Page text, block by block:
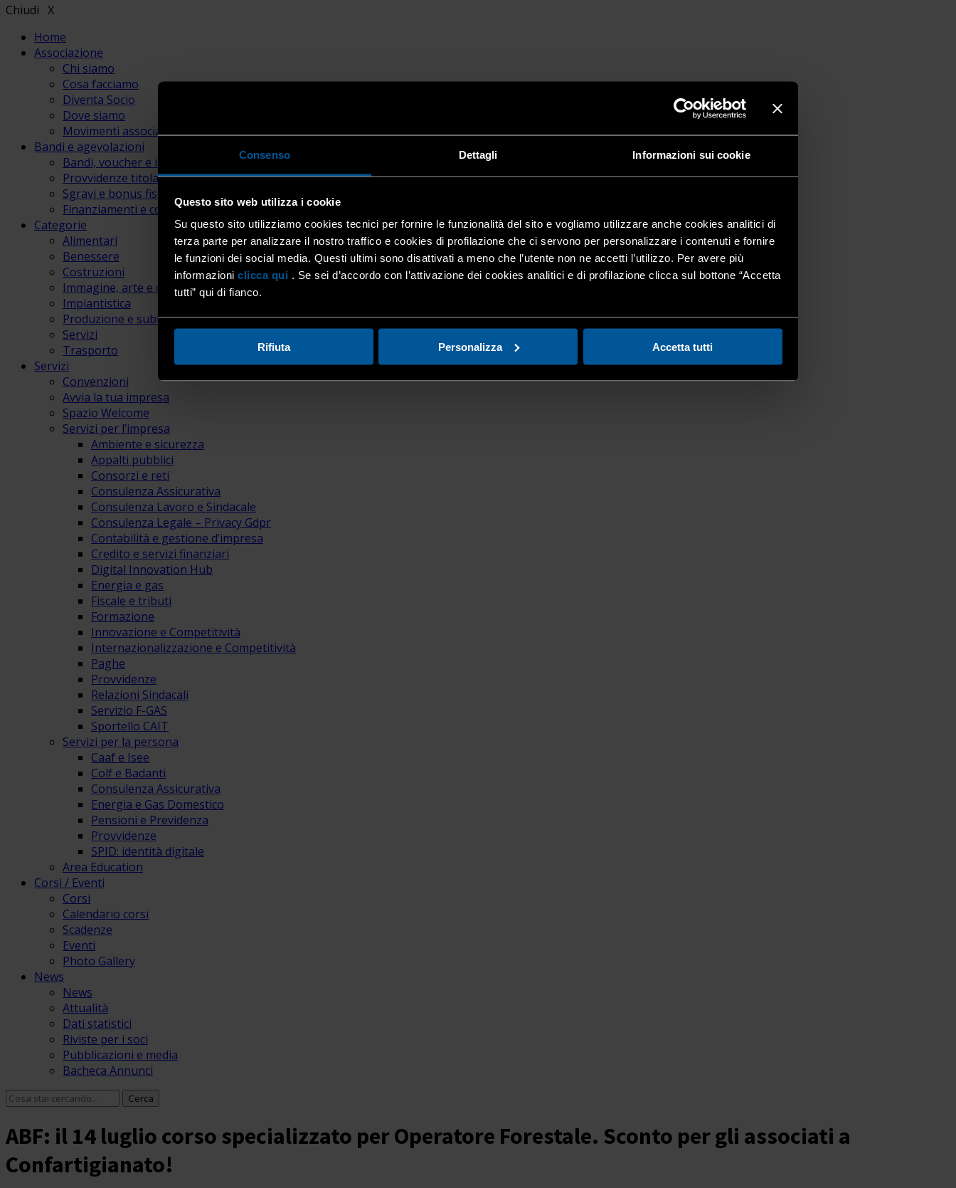
Consenso Dettagli Informazioni sui cookie
Questo sito web utilizza i cookie
Su questo sito utilizziamo cookies tecnici per fornire le funzionalità del sito e vogliamo utilizzare anche cookies analitici di
terza parte per analizzare il nostro traffico e cookies di profilazione che ci servono per personalizzare i contenuti e fornire
le funzioni dei social media. Questi ultimi sono disattivati a meno che l’utente non ne accetti l’utilizzo. Per avere più
informazioni clicca qui . Se sei d’accordo con l’attivazione dei cookies analitici e di profilazione clicca sul bottone “Accetta
tutti” qui di fianco.
Rifiuta Personalizza Accetta tutti
Chiudi X
Home
Associazione
Chi siamo
Cosa facciamo
Diventa Socio
Dove siamo
Movimenti associativi
Bandi e agevolazioni
Bandi, voucher e incentivi
Provvidenze titolari e lavoratori
Sgravi e bonus fiscali
Finanziamenti e contributi
Categorie
Alimentari
Benessere
Costruzioni
Immagine, arte e comunicazione
Impiantistica
Produzione e subfornitura
Servizi
Trasporto
Servizi
Convenzioni
Avvia la tua impresa
Spazio Welcome
Servizi per l’impresa
Ambiente e sicurezza
Appalti pubblici
Consorzi e reti
Consulenza Assicurativa
Consulenza Lavoro e Sindacale
Consulenza Legale – Privacy Gdpr
Contabilità e gestione d’impresa
Credito e servizi finanziari
Digital Innovation Hub
Energia e gas
Fiscale e tributi
Formazione
Innovazione e Competitività
Internazionalizzazione e Competitività
Paghe
Provvidenze
Relazioni Sindacali
Servizio F-GAS
Sportello CAIT
Servizi per la persona
Caaf e Isee
Colf e Badanti
Consulenza Assicurativa
Energia e Gas Domestico
Pensioni e Previdenza
Provvidenze
SPID: identità digitale
Area Education
Corsi / Eventi
Corsi
Calendario corsi
Scadenze
Eventi
Photo Gallery
News
News
Attualità
Dati statistici
Riviste per i soci
Pubblicazioni e media
Bacheca Annunci
ABF: il 14 luglio corso specializzato per Operatore Forestale. Sconto per gli associati a
Confartigianato!